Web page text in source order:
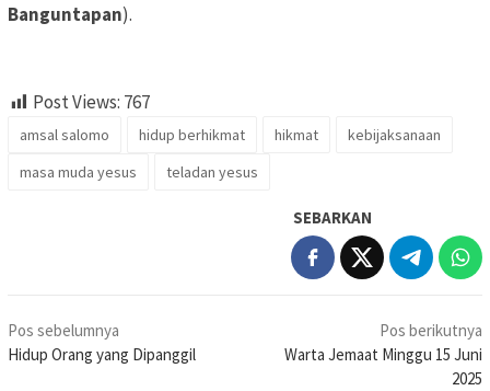
Banguntapan).
Post Views: 767
amsal salomo hidup berhikmat hikmat
kebijaksanaan
masa muda yesus
teladan yesus
SEBARKAN
Navigasi
pos
Pos sebelumnya
Hidup Orang yang Dipanggil
Pos berikutnya
Warta Jemaat Minggu 15 Juni
2025